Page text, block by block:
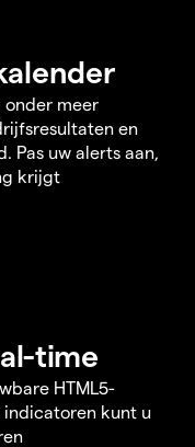
onder meer
en
Pas uw alerts aan,
krijgt
time
HTML5-
kunt u